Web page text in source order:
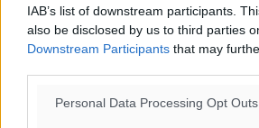
IAB’s list of downstream participants.
also be disclosed by us to third parties
Downstream Participants that may
Personal Data Processing Opt Outs
Εγκρίθηκε η ηλεκτρική
μέσω υποβρύχιων καλωδίων με την
Ελλάδα
Τοπικές Ειδήσεις πριν 9 ώρες